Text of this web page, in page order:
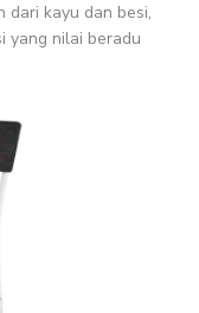
dari kayu dan besi,
yang nilai beradu